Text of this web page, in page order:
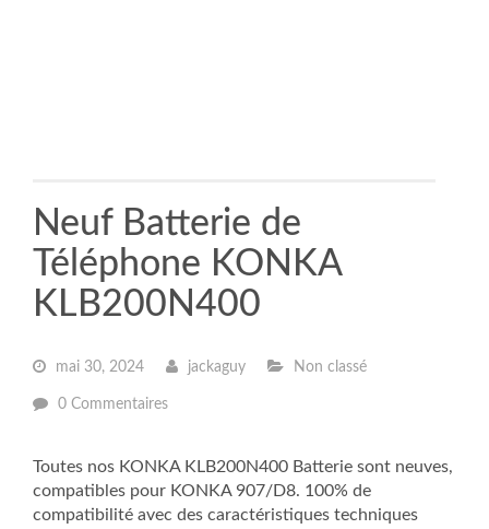
Neuf Batterie de
Téléphone KONKA
KLB200N400
mai 30, 2024 jackaguy Non classé
0 Commentaires
Toutes nos KONKA KLB200N400 Batterie sont neuves,
compatibles pour KONKA 907/D8. 100% de
compatibilité avec des caractéristiques techniques